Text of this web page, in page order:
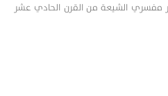
الشيعة من القرن الحادي عشر